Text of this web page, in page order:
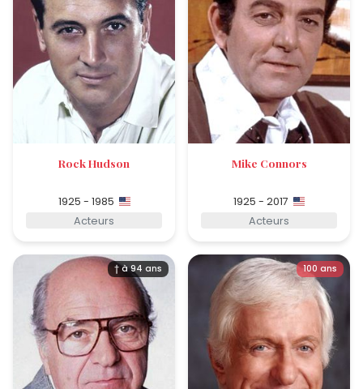
Rock Hudson
1925 - 1985
Acteurs
Mike Connors
1925 - 2017
Acteurs
† à 94 ans 100 ans